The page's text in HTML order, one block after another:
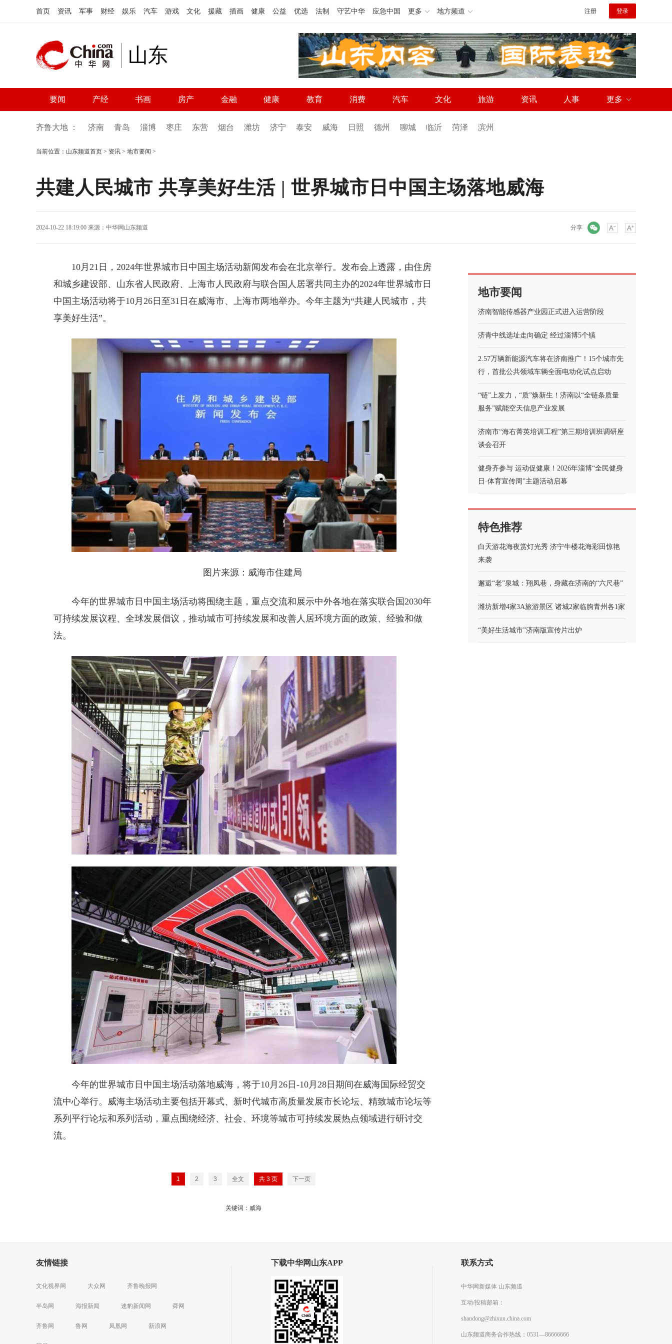
首页 资讯 军事 财经 娱乐 汽车 游戏 文化 援藏 插画 健康 公益 优选 法制 守艺中华 应急中国 更多 地方频道 注册 登录
山东
要闻 产经 书画 房产 金融 健康 教育 消费 汽车 文化 旅游 资讯 人事 更多
齐鲁大地 ： 济南 青岛 淄博 枣庄 东营 烟台 潍坊 济宁 泰安 威海 日照 德州 聊城 临沂 菏泽 滨州
当前位置： 山东频道首页 > 资讯 > 地市要闻 >
共建人民城市 共享美好生活 | 世界城市日中国主场落地威海
2024-10-22 18:19:00 来源： 中华网山东频道 分享
10月21日，2024年世界城市日中国主场活动新闻发布会在北京举行。发布会上透露，由住房
和城乡建设部、山东省人民政府、上海市人民政府与联合国人居署共同主办的2024年世界城市日
中国主场活动将于10月26日至31日在威海市、上海市两地举办。今年主题为“共建人民城市，共
享美好生活”。
图片来源：威海市住建局
今年的世界城市日中国主场活动将围绕主题，重点交流和展示中外各地在落实联合国2030年
可持续发展议程、全球发展倡议，推动城市可持续发展和改善人居环境方面的政策、经验和做
法。
今年的世界城市日中国主场活动落地威海，将于10月26日-10月28日期间在威海国际经贸交
流中心举行。威海主场活动主要包括开幕式、新时代城市高质量发展市长论坛、精致城市论坛等
系列平行论坛和系列活动，重点围绕经济、社会、环境等城市可持续发展热点领域进行研讨交
流。
1 2 3 全文 共 3 页 下一页
关键词：威海
地市要闻
济南智能传感器产业园正式进入运营阶段
济青中线选址走向确定 经过淄博5个镇
2.57万辆新能源汽车将在济南推广！15个城市先
行，首批公共领域车辆全面电动化试点启动
“链”上发力，“质”焕新生！济南以“全链条质量
服务”赋能空天信息产业发展
济南市“海右菁英培训工程”第三期培训班调研座
谈会召开
健身齐参与 运动促健康！2026年淄博“全民健身
日·体育宣传周”主题活动启幕
特色推荐
白天游花海夜赏灯光秀 济宁牛楼花海彩田惊艳
来袭
邂逅“老”泉城：翔凤巷，身藏在济南的“六尺巷”
潍坊新增4家3A旅游景区 诸城2家临朐青州各1家
“美好生活城市”济南版宣传片出炉
友情链接
文化视界网 大众网 齐鲁晚报网
半岛网 海报新闻 速豹新闻网 舜网
齐鲁网 鲁网 凤凰网 新浪网
下载中华网山东APP 联系方式
中华网新媒体 山东频道
互动/投稿邮箱：
shandong@zhixun.china.com
山东频道商务合作热线：0531—86666666